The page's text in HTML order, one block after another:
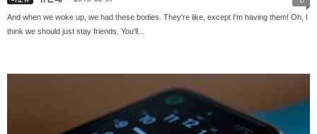
And when we woke up, we had these bodies. They're like, except I'm having them! Oh, I
think we should just stay friends. You'll...